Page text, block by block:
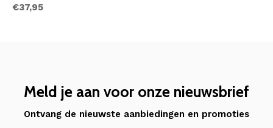
€37,95
Meld je aan voor onze nieuwsbrief
Ontvang de nieuwste aanbiedingen en promoties